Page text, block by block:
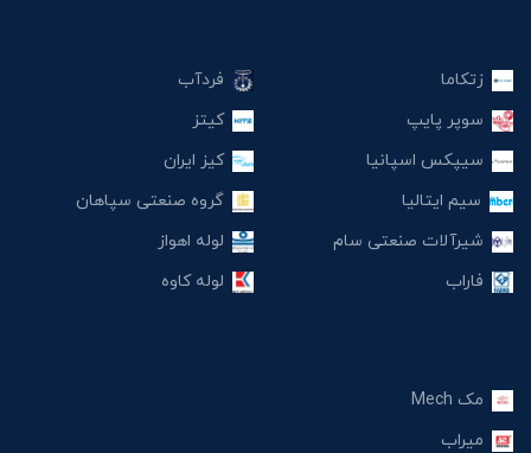
زتکاما
سوپر پایپ
سیپکس اسپانیا
سیم ایتالیا
شیرآلات صنعتی سام
فاراب
فردآب
کیتز
کیز ایران
گروه صنعتی سپاهان
لوله اهواز
لوله کاوه
مک Mech
میراب